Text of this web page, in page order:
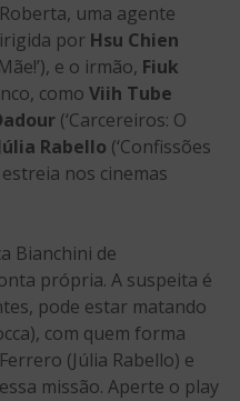
uma agente
por Hsu Chien
e o irmão, Fiuk
como Viih Tube
(‘Carcereiros: O
Rabello (‘Confissões
nos cinemas
Bianchini de
própria. A suspeita é
pode estar matando
com quem forma
(Júlia Rabello) e
missão. Aperte o play